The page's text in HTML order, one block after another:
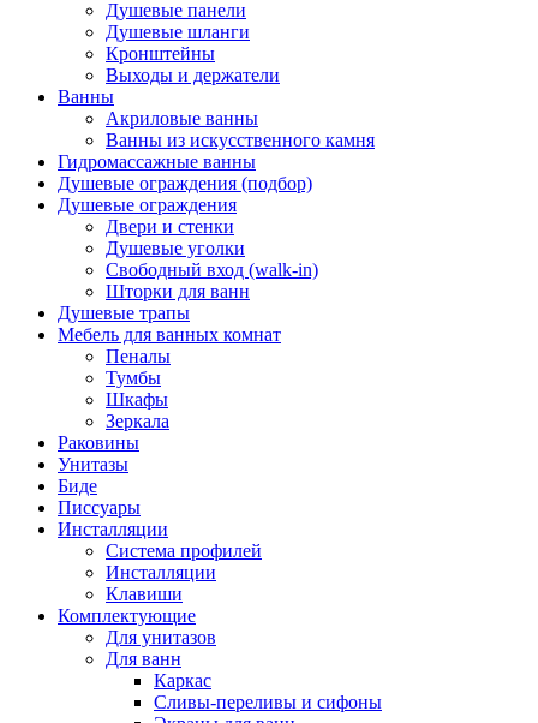
Душевые панели
Душевые шланги
Кронштейны
Выходы и держатели
Ванны
Акриловые ванны
Ванны из искусственного камня
Гидромассажные ванны
Душевые ограждения (подбор)
Душевые ограждения
Двери и стенки
Душевые уголки
Свободный вход (walk-in)
Шторки для ванн
Душевые трапы
Мебель для ванных комнат
Пеналы
Тумбы
Шкафы
Зеркала
Раковины
Унитазы
Биде
Писсуары
Инсталляции
Система профилей
Инсталляции
Клавиши
Комплектующие
Для унитазов
Для ванн
Каркас
Сливы-переливы и сифоны